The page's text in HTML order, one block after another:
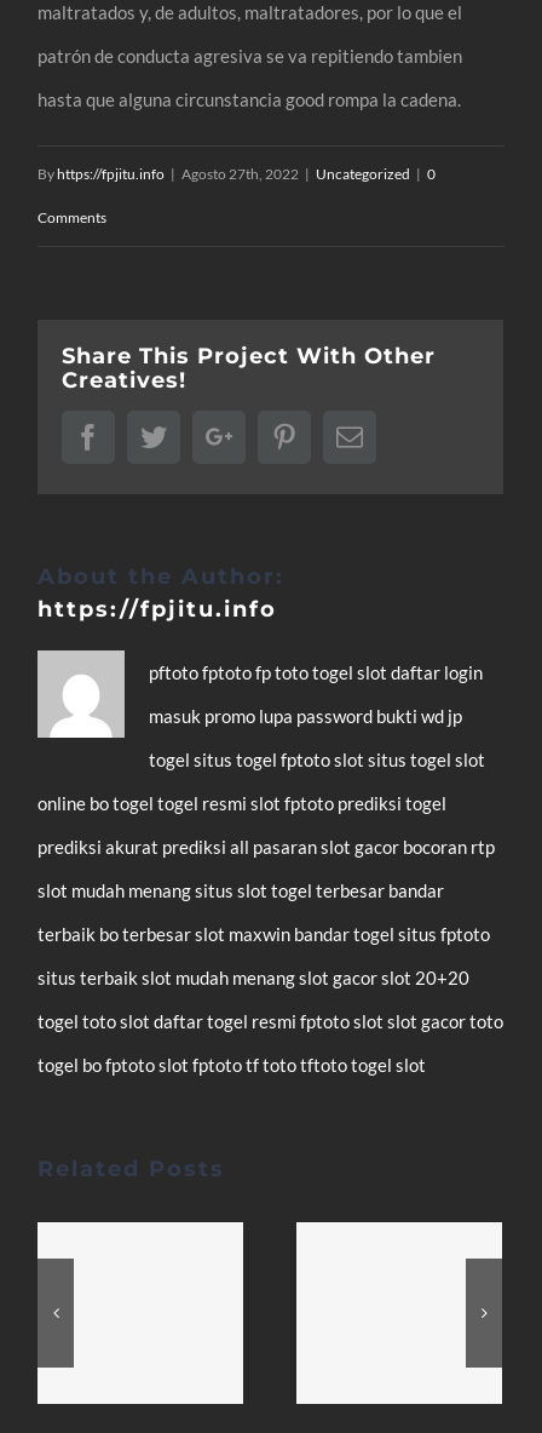
maltratados y, de adultos, maltratadores, por lo que el
patrón de conducta agresiva se va repitiendo tambien
hasta que alguna circunstancia good rompa la cadena.
Byhttps://fpjitu.info | Agosto 27th, 2022 | Uncategorized | 0
Comments
Share This Project With Other
Creatives!
FacebookTwitterGoogle+PinterestEmail
About the Author:
https://fpjitu.info
pftotofptotofp tototogelslotdaftar login
masuk promo lupa password bukti wd jp
togelsitus togelfptoto slotsitus togelslot
online bo togeltogel resmislotfptoto prediksi togel
prediksi akurat prediksi all pasaranslot gacor bocoran rtp
slot mudah menangsitus slottogel terbesar bandar
terbaik bo terbesarslot maxwin bandar togelsitus fptoto
situs terbaikslot mudah menangslot gacorslot 20+20
togeltoto slotdaftartogel resmifptotoslotslot gacortoto
togel bo fptotoslot fptototf tototftototogelslot
Related Posts